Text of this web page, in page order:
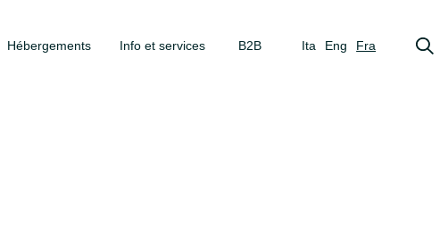
Hébergements Info et services B2B Ita Eng Fra